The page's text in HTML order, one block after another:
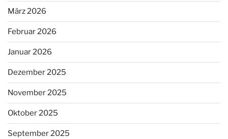
März 2026
Februar 2026
Januar 2026
Dezember 2025
November 2025
Oktober 2025
September 2025